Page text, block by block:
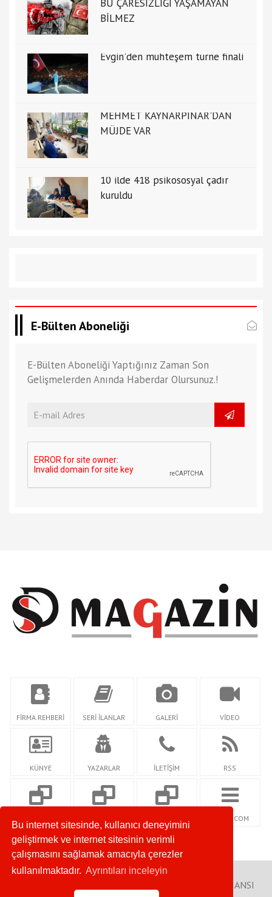
Bu internet sitesinde, kullanıcı deneyimini
geliştirmek ve internet sitesinin verimli
çalışmasını sağlamak amacıyla çerezler
kullanılmaktadır. Ayrıntıları inceleyin
BU ÇARESİZLİĞİ YAŞAMAYAN
BİLMEZ
Evgin'den muhteşem turne finali
MEHMET KAYNARPINAR'DAN
MÜJDE VAR
10 ilde 418 psikososyal çadır
kuruldu
E-Bülten Aboneliği
E-Bülten Aboneliği Yaptığınız Zaman Son
Gelişmelerden Anında Haberdar Olursunuz.!
FİRMA REHBERİ SERİ İLANLAR GALERİ VİDEO
KÜNYE YAZARLAR İLETİŞİM RSS
OM
NETİDİ.COM
Copyright © 2009. Her Hakkı Saklıdır. NETİDİ WEB AJANSI